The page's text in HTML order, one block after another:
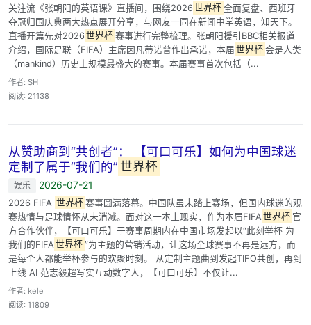
关注流《张朝阳的英语课》直播间，围绕2026 世界杯 全面复盘、西班牙
夺冠归国庆典两大热点展开分享，与网友一同在新闻中学英语，知天下。
直播开篇先对2026 世界杯 赛事进行完整梳理。张朝阳援引BBC相关报道
介绍，国际足联（FIFA）主席因凡蒂诺曾作出承诺，本届 世界杯 会是人类
（mankind）历史上规模最盛大的赛事。本届赛事首次包括（...
作者: SH
阅读: 21138
从赞助商到“共创者”： 【可口可乐】如何为中国球迷
定制了属于“我们的” 世界杯
娱乐 2026-07-21
2026 FIFA 世界杯 赛事圆满落幕。中国队虽未踏上赛场，但国内球迷的观
赛热情与足球情怀从未消减。面对这一本土现实，作为本届FIFA 世界杯 官
方合作伙伴，【可口可乐】于赛事周期内在中国市场发起以“此刻举杯 为
我们的FIFA 世界杯 ”为主题的营销活动，让这场全球赛事不再是远方，而
是每个人都能举杯参与的欢聚时刻。 从定制主题曲到发起TIFO共创，再到
上线 AI 范志毅超写实互动数字人，【可口可乐】不仅让...
作者: kele
阅读: 11809